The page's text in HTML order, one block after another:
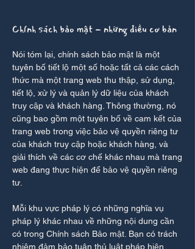
Chính sách bảo mật - những điều cơ bản
Nói tóm lại, chính sách bảo mật là một
tuyên bố tiết lộ một số hoặc tất cả các cách
thức mà một trang web thu thập, sử dụng,
tiết lộ, xử lý và quản lý dữ liệu của khách
truy cập và khách hàng. Thông thường, nó
cũng bao gồm một tuyên bố về cam kết của
trang web trong việc bảo vệ quyền riêng tư
của khách truy cập hoặc khách hàng, và
giải thích về các cơ chế khác nhau mà trang
web đang thực hiện để bảo vệ quyền riêng
tư.
Mỗi khu vực pháp lý có những nghĩa vụ
pháp lý khác nhau về những nội dung cần
có trong Chính sách Bảo mật. Bạn có trách
nhiệm đảm bảo tuân thủ luật pháp hiện